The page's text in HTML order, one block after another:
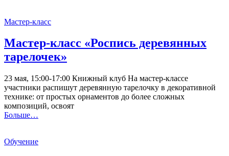
Мастер-класс
Мастер-класс «Роспись деревянных
тарелочек»
23 мая, 15:00-17:00 Книжный клуб На мастер-классе
участники распишут деревянную тарелочку в декоративной
технике: от простых орнаментов до более сложных
композиций, освоят
Больше…
Обучение